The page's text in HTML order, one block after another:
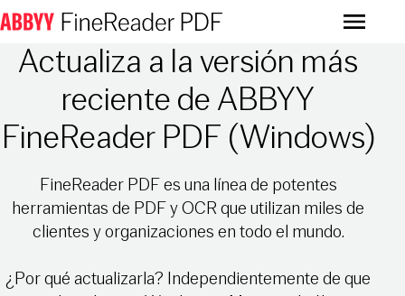
Menu
Actualiza a la versión más
reciente de ABBYY
FineReader PDF (Windows)
FineReader PDF es una línea de potentes
herramientas de PDF y OCR que utilizan miles de
clientes y organizaciones en todo el mundo.
¿Por qué actualizarla? Independientemente de que